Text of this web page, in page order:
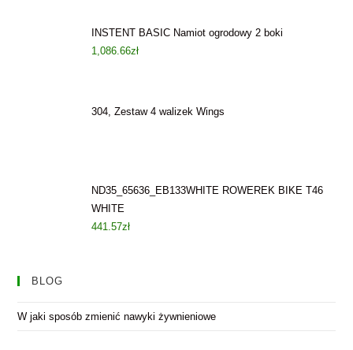
INSTENT BASIC Namiot ogrodowy 2 boki
1,086.66zł
304, Zestaw 4 walizek Wings
ND35_65636_EB133WHITE ROWEREK BIKE T46
WHITE
441.57zł
BLOG
W jaki sposób zmienić nawyki żywnieniowe